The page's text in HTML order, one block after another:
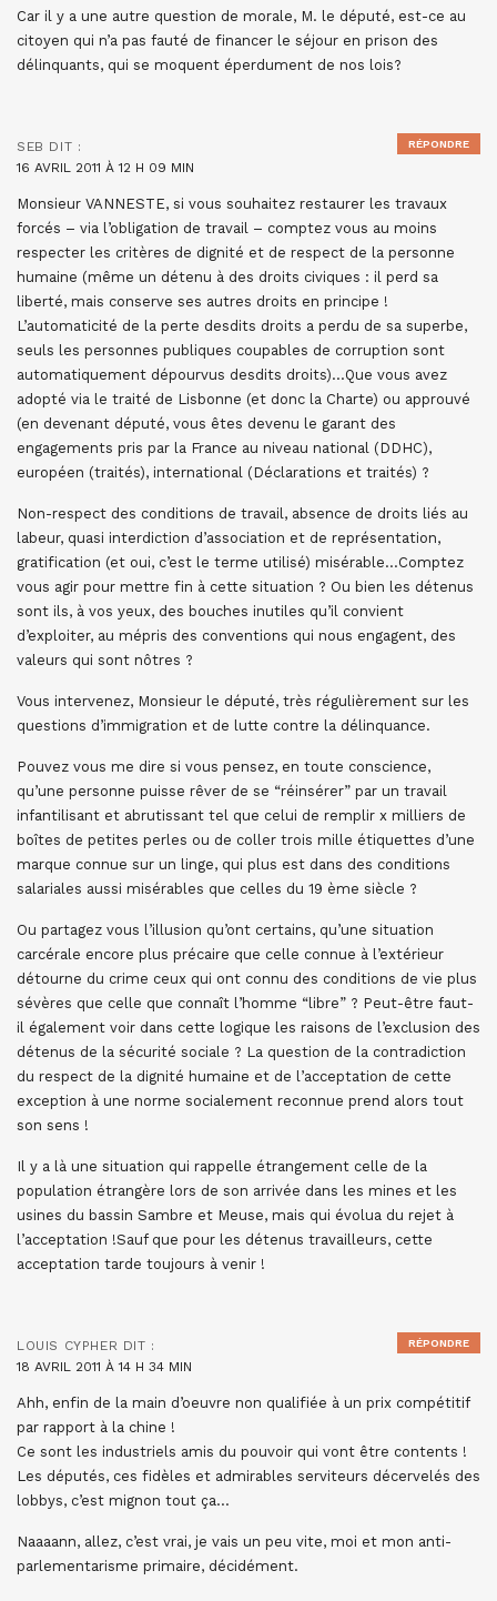
Car il y a une autre question de morale, M. le député, est-ce au
citoyen qui n’a pas fauté de financer le séjour en prison des
délinquants, qui se moquent éperdument de nos lois?
SEB DIT :
16 AVRIL 2011 À 12 H 09 MIN
Monsieur VANNESTE, si vous souhaitez restaurer les travaux
forcés – via l’obligation de travail – comptez vous au moins
respecter les critères de dignité et de respect de la personne
humaine (même un détenu à des droits civiques : il perd sa
liberté, mais conserve ses autres droits en principe !
L’automaticité de la perte desdits droits a perdu de sa superbe,
seuls les personnes publiques coupables de corruption sont
automatiquement dépourvus desdits droits)…Que vous avez
adopté via le traité de Lisbonne (et donc la Charte) ou approuvé
(en devenant député, vous êtes devenu le garant des
engagements pris par la France au niveau national (DDHC),
européen (traités), international (Déclarations et traités) ?
Non-respect des conditions de travail, absence de droits liés au
labeur, quasi interdiction d’association et de représentation,
gratification (et oui, c’est le terme utilisé) misérable…Comptez
vous agir pour mettre fin à cette situation ? Ou bien les détenus
sont ils, à vos yeux, des bouches inutiles qu’il convient
d’exploiter, au mépris des conventions qui nous engagent, des
valeurs qui sont nôtres ?
Vous intervenez, Monsieur le député, très régulièrement sur les
questions d’immigration et de lutte contre la délinquance.
Pouvez vous me dire si vous pensez, en toute conscience,
qu’une personne puisse rêver de se “réinsérer” par un travail
infantilisant et abrutissant tel que celui de remplir x milliers de
boîtes de petites perles ou de coller trois mille étiquettes d’une
marque connue sur un linge, qui plus est dans des conditions
salariales aussi misérables que celles du 19 ème siècle ?
Ou partagez vous l’illusion qu’ont certains, qu’une situation
carcérale encore plus précaire que celle connue à l’extérieur
détourne du crime ceux qui ont connu des conditions de vie plus
sévères que celle que connaît l’homme “libre” ? Peut-être faut-
il également voir dans cette logique les raisons de l’exclusion des
détenus de la sécurité sociale ? La question de la contradiction
du respect de la dignité humaine et de l’acceptation de cette
exception à une norme socialement reconnue prend alors tout
son sens !
Il y a là une situation qui rappelle étrangement celle de la
population étrangère lors de son arrivée dans les mines et les
usines du bassin Sambre et Meuse, mais qui évolua du rejet à
l’acceptation !Sauf que pour les détenus travailleurs, cette
acceptation tarde toujours à venir !
RÉPONDRE
LOUIS CYPHER DIT :
18 AVRIL 2011 À 14 H 34 MIN
Ahh, enfin de la main d’oeuvre non qualifiée à un prix compétitif
par rapport à la chine !
Ce sont les industriels amis du pouvoir qui vont être contents !
Les députés, ces fidèles et admirables serviteurs décervelés des
lobbys, c’est mignon tout ça…
Naaaann, allez, c’est vrai, je vais un peu vite, moi et mon anti-
parlementarisme primaire, décidément.
RÉPONDRE